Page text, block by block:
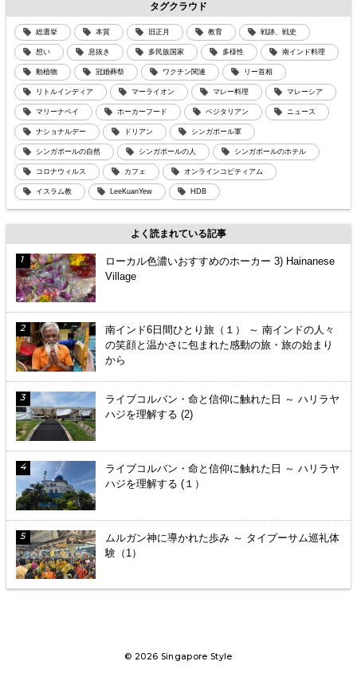
タグクラウド
総選挙 本質 旧正月 教育 戦跡、戦史
想い 息抜き 多民族国家 多様性 南インド料理
動植物 冠婚葬祭 ワクチン関連 リー首相
リトルインディア マーライオン マレー料理 マレーシア
マリーナベイ ホーカーフード ベジタリアン ニュース
ナショナルデー ドリアン シンガポール軍
シンガポールの自然 シンガポールの人 シンガポールのホテル
コロナウィルス カフェ オンラインコピティアム
イスラム教 LeeKuanYew HDB
よく読まれている記事
ローカル色濃いおすすめのホーカー 3) Hainanese
Village
南インド6日間ひとり旅（１） ～ 南インドの人々
の笑顔と温かさに包まれた感動の旅・旅の始まり
から
ライブコルバン・命と信仰に触れた日 ～ ハリラヤ
ハジを理解する (2)
ライブコルバン・命と信仰に触れた日 ～ ハリラヤ
ハジを理解する (１）
ムルガン神に導かれた歩み ～ タイプーサム巡礼体
験（1）
© 2026 Singapore Style